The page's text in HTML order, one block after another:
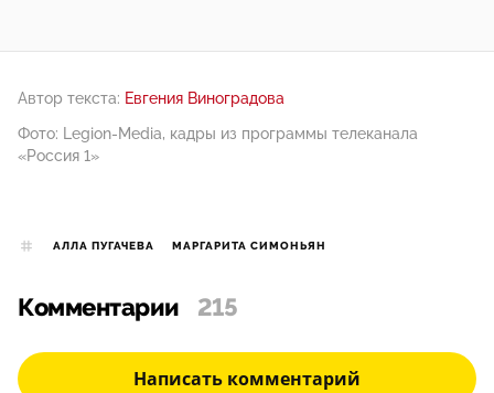
Автор текста: Евгения Виноградова
Фото: Legion-Media, кадры из программы телеканала
«Россия 1»
АЛЛА ПУГАЧЕВА МАРГАРИТА СИМОНЬЯН
Комментарии 215
Написать комментарий